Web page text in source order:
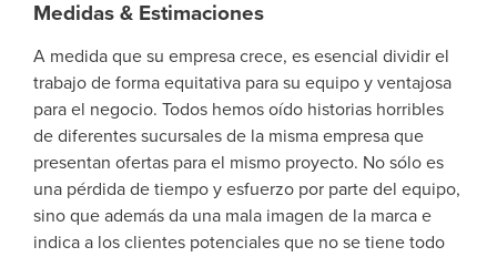
Medidas & Estimaciones
A medida que su empresa crece, es esencial dividir el
trabajo de forma equitativa para su equipo y ventajosa
para el negocio. Todos hemos oído historias horribles
de diferentes sucursales de la misma empresa que
presentan ofertas para el mismo proyecto. No sólo es
una pérdida de tiempo y esfuerzo por parte del equipo,
sino que además da una mala imagen de la marca e
indica a los clientes potenciales que no se tiene todo